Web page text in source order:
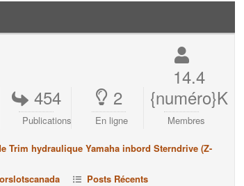
454
Publications
2
En ligne
14.4
{numéro}K
Membres
Trim hydraulique Yamaha inbord Sterndrive (Z-
Posts Récents